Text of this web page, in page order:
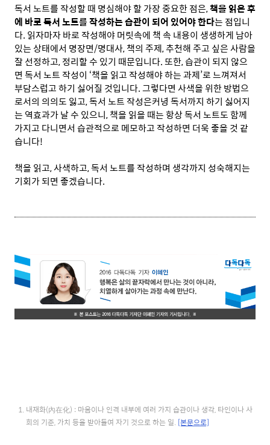
독서 노트를 작성할 때 명심해야 할 가장 중요한 점은,책을 읽은 후
에 바로 독서 노트를 작성하는 습관이 되어 있어야 한다는 점입니
다. 읽자마자 바로 작성해야 머릿속에 책 속 내용이 생생하게 남아
있는 상태에서 명장면/명대사, 책의 주제, 추천해 주고 싶은 사람을
잘 선정하고, 정리할 수 있기 때문입니다. 또한, 습관이 되지 않으
면 독서 노트 작성이 ‘책을 읽고 작성해야 하는 과제’로 느껴져서
부담스럽고 하기 싫어질 것입니다. 그렇다면 사색을 위한 방법으
로서의 의의도 잃고, 독서 노트 작성은커녕 독서까지 하기 싫어지
는 역효과가 날 수 있으니, 책을 읽을 때는 항상 독서 노트도 함께
가지고 다니면서 습관적으로 메모하고 작성하면 더욱 좋을 것 같
습니다!
책을 읽고, 사색하고, 독서 노트를 작성하며 생각까지 성숙해지는
기회가 되면 좋겠습니다.
내재화(內在化) : 마음이나 인격 내부에 여러 가지 습관이나 생각, 타인이나 사
회의 기준, 가치 등을 받아들여 자기 것으로 하는 일. [본문으로]